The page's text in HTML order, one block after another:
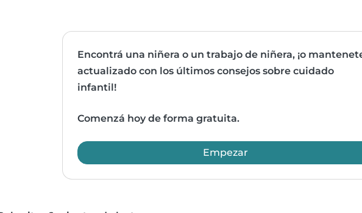
Encontrá una niñera o un trabajo de niñera, ¡o
actualizado con los últimos consejos sobre cuidado
infantil!
Comenzá hoy de forma gratuita.
Empezar